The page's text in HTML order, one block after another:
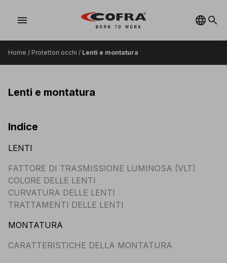
menu
Home / Protettori occhi / Lenti e montatura
Lenti e montatura
Indice
LENTI
FATTORE DI TRASMISSIONE LUMINOSA (VLT)
COLORE DELLE LENTI
CURVATURA DELLE LENTI
TRATTAMENTI DELLE LENTI
MONTATURA
CARATTERISTICHE DELLA MONTATURA